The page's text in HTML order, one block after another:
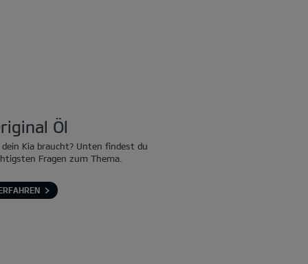
Öl
Kia braucht? Unten findest du
Fragen zum Thema.